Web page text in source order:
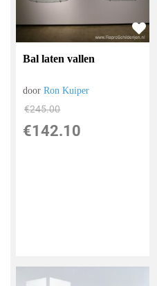
Bal laten vallen
doorRon Kuiper
€245.00
€142.10